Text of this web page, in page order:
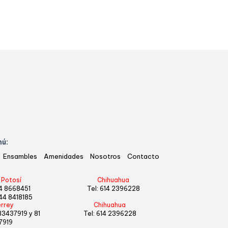
Ensambles Amenidades Nosotros Contacto
Potosí
8668451
8418185
Chihuahua
Tel: 614 2396228
y81
Chihuahua
Tel: 614 2396228